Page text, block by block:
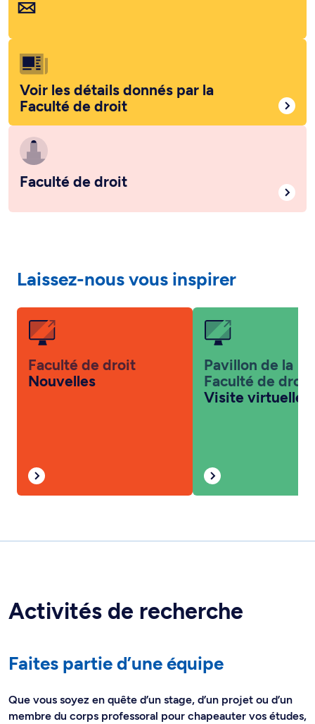
Voir les détails donnés par la
Faculté de droit
Faculté de droit
Laissez-nous vous inspirer
Faculté de droit
Nouvelles
Pavillon de la
Faculté de droit
Visite virtuelle
Activités de recherche
Faites partie d’une équipe
Que vous soyez en quête d’un stage, d’un projet ou d’un
membre du corps professoral pour chapeauter vos études,